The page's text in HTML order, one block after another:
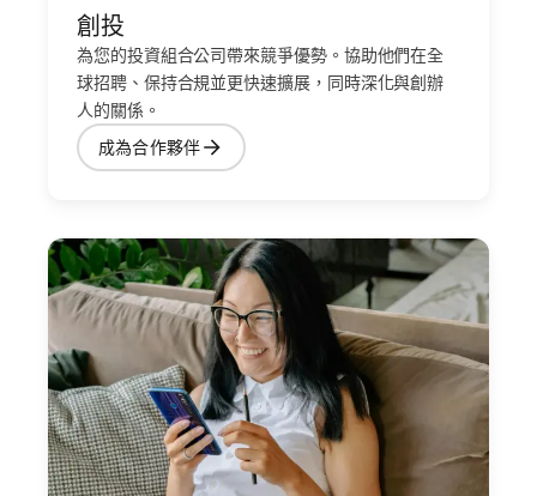
創投
為您的投資組合公司帶來競爭優勢。協助他們在全
球招聘、保持合規並更快速擴展，同時深化與創辦
人的關係。
成為合作夥伴